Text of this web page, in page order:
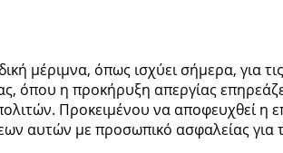
μέριμνα, όπως ισχύει σήμερα, για
όπου η προκήρυξη απεργίας
Προκειμένου να αποφευχθεί η
αυτών με προσωπικό ασφαλείας για